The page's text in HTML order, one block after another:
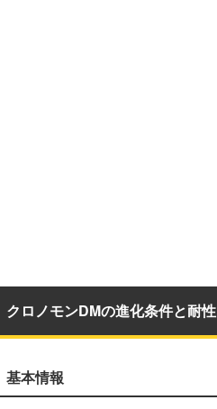
クロノモンDMの進化条件と耐性
基本情報